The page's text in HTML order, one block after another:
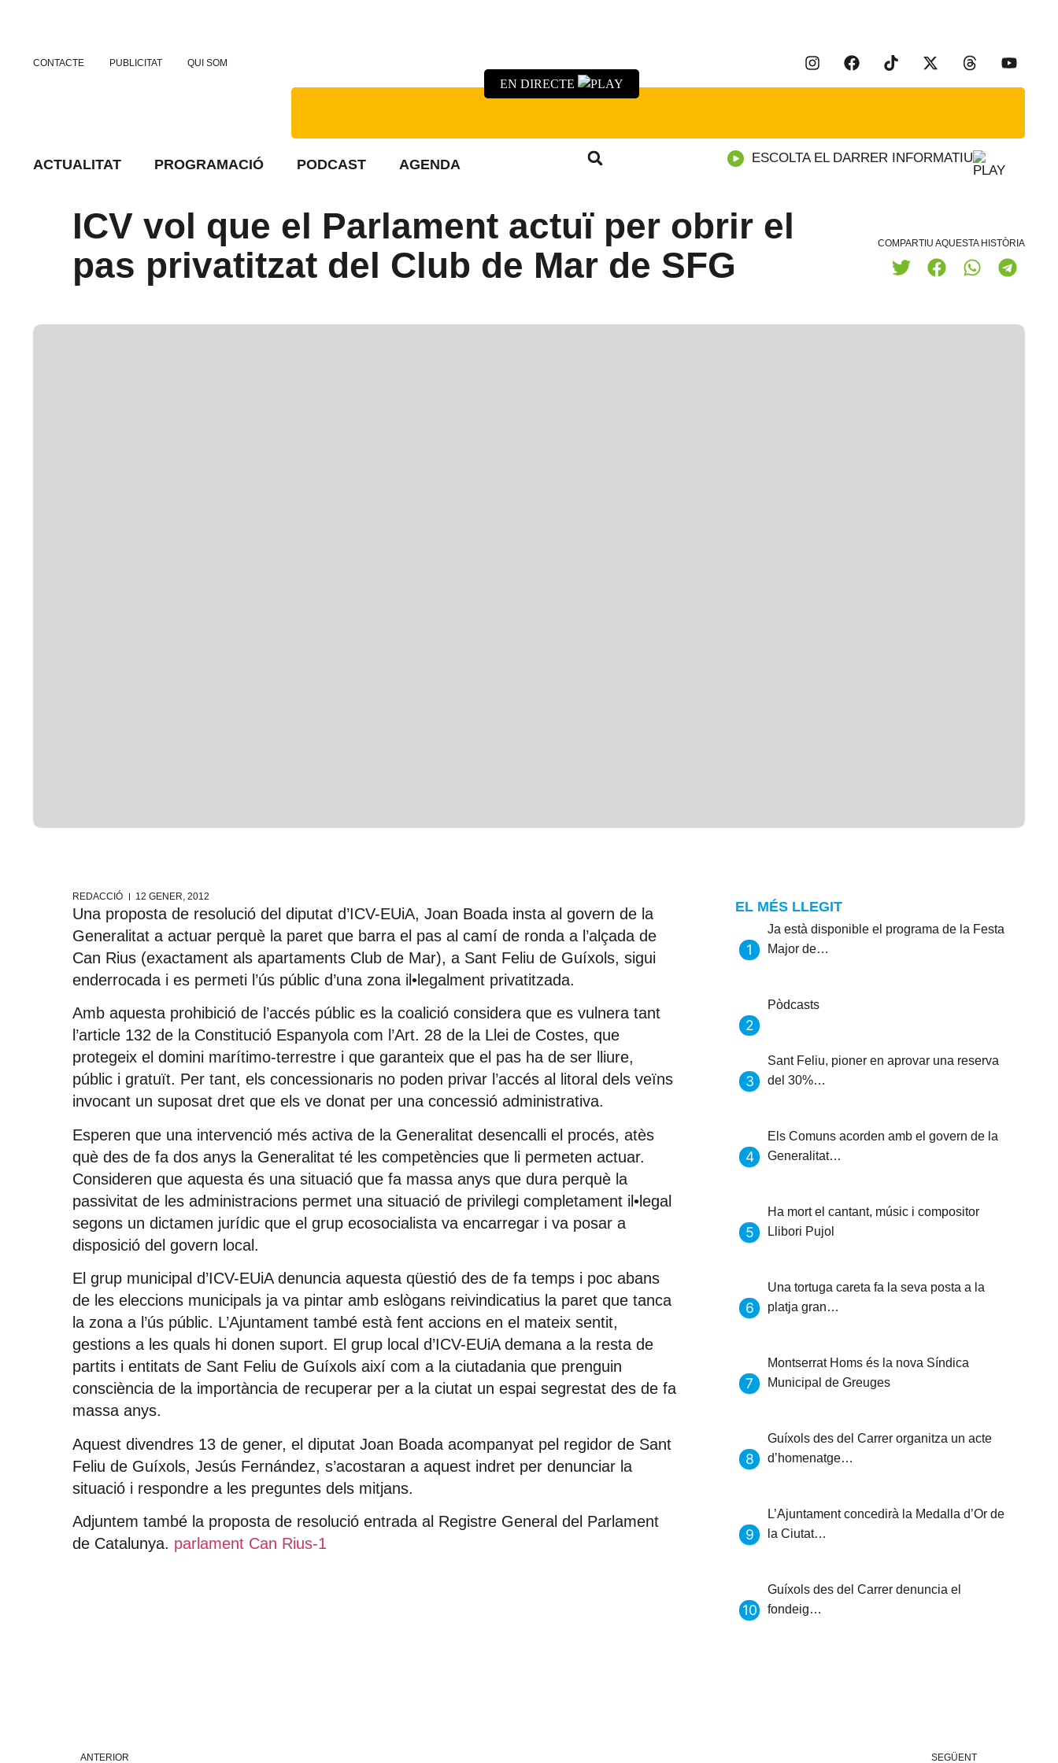
CONTACTE PUBLICITAT QUI SOM
EN DIRECTE
ACTUALITAT PROGRAMACIÓ PODCAST AGENDA ESCOLTA EL DARRER INFORMATIU
ICV vol que el Parlament actuï per obrir el
pas privatitzat del Club de Mar de SFG
COMPARTIU AQUESTA HISTÒRIA
REDACCIÓ 12 GENER, 2012
Una proposta de resolució del diputat d’ICV-EUiA, Joan Boada insta al govern de la
Generalitat a actuar perquè la paret que barra el pas al camí de ronda a l’alçada de
Can Rius (exactament als apartaments Club de Mar), a Sant Feliu de Guíxols, sigui
enderrocada i es permeti l’ús públic d’una zona il•legalment privatitzada.
Amb aquesta prohibició de l’accés públic es la coalició considera que es vulnera tant
l’article 132 de la Constitució Espanyola com l’Art. 28 de la Llei de Costes, que
protegeix el domini marítimo-terrestre i que garanteix que el pas ha de ser lliure,
públic i gratuït. Per tant, els concessionaris no poden privar l’accés al litoral dels veïns
invocant un suposat dret que els ve donat per una concessió administrativa.
Esperen que una intervenció més activa de la Generalitat desencalli el procés, atès
què des de fa dos anys la Generalitat té les competències que li permeten actuar.
Consideren que aquesta és una situació que fa massa anys que dura perquè la
passivitat de les administracions permet una situació de privilegi completament il•legal
segons un dictamen jurídic que el grup ecosocialista va encarregar i va posar a
disposició del govern local.
El grup municipal d’ICV-EUiA denuncia aquesta qüestió des de fa temps i poc abans
de les eleccions municipals ja va pintar amb eslògans reivindicatius la paret que tanca
la zona a l’ús públic. L’Ajuntament també està fent accions en el mateix sentit,
gestions a les quals hi donen suport. El grup local d’ICV-EUiA demana a la resta de
partits i entitats de Sant Feliu de Guíxols així com a la ciutadania que prenguin
consciència de la importància de recuperar per a la ciutat un espai segrestat des de fa
massa anys.
Aquest divendres 13 de gener, el diputat Joan Boada acompanyat pel regidor de Sant
Feliu de Guíxols, Jesús Fernández, s’acostaran a aquest indret per denunciar la
situació i respondre a les preguntes dels mitjans.
Adjuntem també la proposta de resolució entrada al Registre General del Parlament
de Catalunya. parlament Can Rius-1
EL MÉS LLEGIT
Ja està disponible el programa de la Festa
Major de…
Pòdcasts
Sant Feliu, pioner en aprovar una reserva
del 30%…
Els Comuns acorden amb el govern de la
Generalitat…
Ha mort el cantant, músic i compositor
Llibori Pujol
Una tortuga careta fa la seva posta a la
platja gran…
Montserrat Homs és la nova Síndica
Municipal de Greuges
Guíxols des del Carrer organitza un acte
d’homenatge…
L’Ajuntament concedirà la Medalla d’Or de
la Ciutat…
Guíxols des del Carrer denuncia el
fondeig…
ANTERIOR SEGÜENT